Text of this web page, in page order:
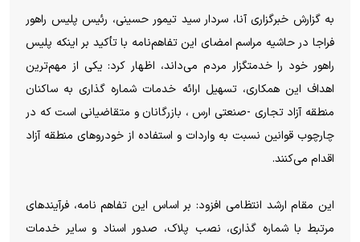
به گزارش خبرگزاری آنا، سردار سید تیمور حسینی، رئیس پلیس راهور
فراجا در حاشیه مراسم امضای این تفاهم‌نامه با تأکید بر اینکه پلیس
راهور خود را خدمتگزار مردم می‌داند، اظهار کرد: یکی از مهم‌ترین
اهداف این همکاری، تسهیل ارائه خدمات شماره‌ گذاری به ساکنان
منطقه آزاد تجاری -صنعتی ارس ، بازرگانان و متقاضیانی است که در
چارچوب قوانین نسبت به واردات و استفاده از خودروهای منطقه آزاد
اقدام می‌کنند.
این مقام ارشد انتظامی افزود: بر اساس این تفاهم ‌نامه، فرآیندهای
مرتبط با شماره ‌گذاری، نصب پلاک، صدور اسناد و سایر خدمات